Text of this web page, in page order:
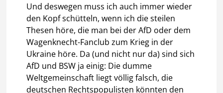
Und deswegen muss ich auch immer wieder
den Kopf schütteln, wenn ich die steilen
Thesen höre, die man bei der AfD oder dem
Wagenknecht-Fanclub zum Krieg in der
Ukraine höre. Da (und nicht nur da) sind sich
AfD und BSW ja einig: Die dumme
Weltgemeinschaft liegt völlig falsch, die
deutschen Rechtspopulisten könnten den